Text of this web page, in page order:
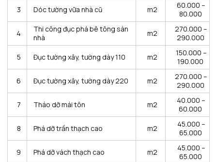
3 Dóc tường vữa nhà cũ m2
60.000 –
80.000
4
Thi công đục phá bê tông sàn
nhà
m2
270.000 –
290.000
5 Đục tường xây, tường dày 110 m2
150.000 –
190.000
6 Đục tường xây, tường dày 220 m2
270.000 –
290.000
7 Tháo dỡ mái tôn m2
40.000 –
60.000
8 Phá dỡ trần thạch cao m2
45.000 –
65.000
9 Phá dỡ vách thạch cao m2
45.000 –
65.000